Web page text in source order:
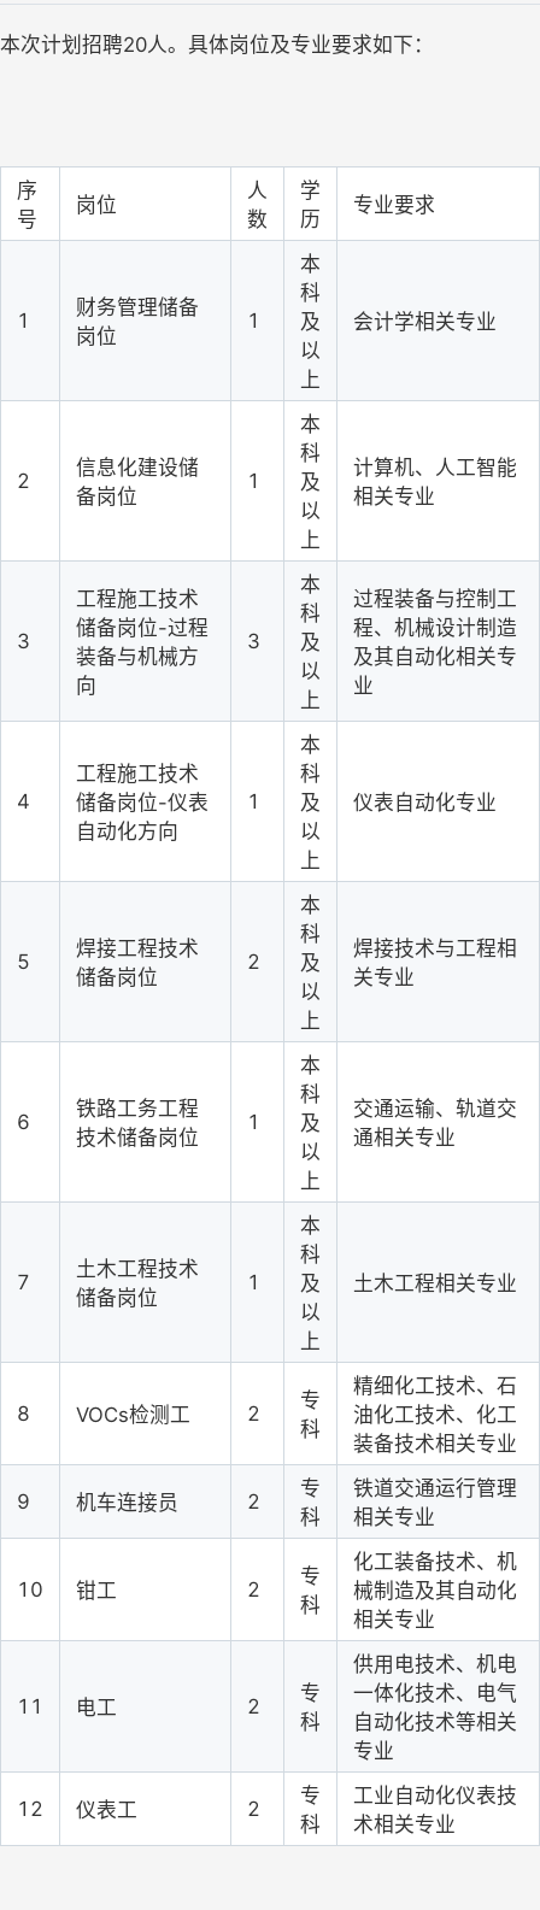
本次计划招聘20人。具体岗位及专业要求如下：
序
号
岗位
人
数
学
历
专业要求
1
财务管理储备
岗位
1
本
科
及
以
上
会计学相关专业
2
信息化建设储
备岗位
1
本
科
及
以
上
计算机、人工智能
相关专业
3
工程施工技术
储备岗位-过程
装备与机械方
向
3
本
科
及
以
上
过程装备与控制工
程、机械设计制造
及其自动化相关专
业
4
工程施工技术
储备岗位-仪表
自动化方向
1
本
科
及
以
上
仪表自动化专业
5
焊接工程技术
储备岗位
2
本
科
及
以
上
焊接技术与工程相
关专业
6
铁路工务工程
技术储备岗位
1
本
科
及
以
上
交通运输、轨道交
通相关专业
7
土木工程技术
储备岗位
1
本
科
及
以
上
土木工程相关专业
8 VOCs检测工 2
专
科
精细化工技术、石
油化工技术、化工
装备技术相关专业
9 机车连接员 2
专
科
铁道交通运行管理
相关专业
10 钳工 2
专
科
化工装备技术、机
械制造及其自动化
相关专业
11 电工 2
专
科
供用电技术、机电
一体化技术、电气
自动化技术等相关
专业
12 仪表工 2
专
科
工业自动化仪表技
术相关专业